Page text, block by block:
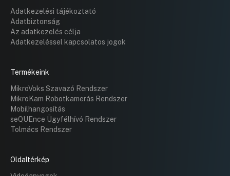
Adatkezelési tájékoztató
Adatbiztonság
Az adatkezelés célja
Adatkezeléssel kapcsolatos jogok
Termékeink
MikroVoks Szavazó Rendszer
MikroKam Robotkamerás Rendszer
Mobilhangosítás
seQUEnce Ügyfélhívó Rendszer
Tolmács Rendszer
Oldaltérkép